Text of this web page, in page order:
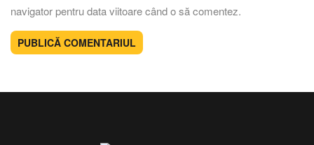
navigator pentru data viitoare când o să comentez.